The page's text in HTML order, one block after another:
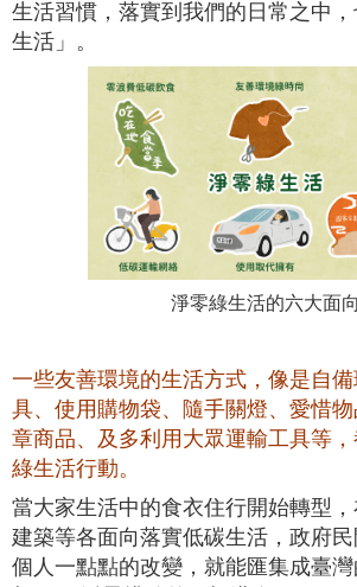
生活習慣，落實到我們的日常之中
生活」。
淨零綠生活的六大面向
一些友善環境的生活方式，像是自
具、使用購物袋、隨手關燈、愛惜
章商品、及多利用大眾運輸工具等
綠生活行動。
當大家生活中的食衣住行開始轉型，
建築等各面向落實低碳生活，政府
個人一點點的改變，就能匯集成臺灣